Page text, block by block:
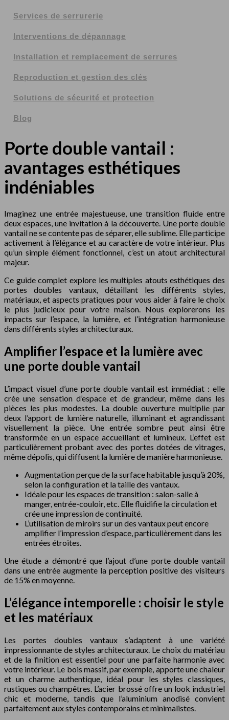
Services de serrurerie
Interventions de dépannage
Installation et remplacement de serrures
Reproduction et gestion des clés
Solutions de sécurité et protection
Blog
Porte double vantail :
avantages esthétiques
indéniables
Imaginez une entrée majestueuse, une transition fluide entre
deux espaces, une invitation à la découverte. Une porte double
vantail ne se contente pas de séparer, elle sublime. Elle participe
activement à l’élégance et au caractère de votre intérieur. Plus
qu’un simple élément fonctionnel, c’est un atout architectural
majeur.
Ce guide complet explore les multiples atouts esthétiques des
portes doubles vantaux, détaillant les différents styles,
matériaux, et aspects pratiques pour vous aider à faire le choix
le plus judicieux pour votre maison. Nous explorerons les
impacts sur l’espace, la lumière, et l’intégration harmonieuse
dans différents styles architecturaux.
Amplifier l’espace et la lumière avec
une porte double vantail
L’impact visuel d’une porte double vantail est immédiat : elle
crée une sensation d’espace et de grandeur, même dans les
pièces les plus modestes. La double ouverture multiplie par
deux l’apport de lumière naturelle, illuminant et agrandissant
visuellement la pièce. Une entrée sombre peut ainsi être
transformée en un espace accueillant et lumineux. L’effet est
particulièrement probant avec des portes dotées de vitrages,
même dépolis, qui diffusent la lumière de manière harmonieuse.
Augmentation perçue de la surface habitable jusqu’à 20%,
selon la configuration et la taille des vantaux.
Idéale pour les espaces de transition : salon-salle à
manger, entrée-couloir, etc. Elle fluidifie la circulation et
crée une impression de continuité.
L’utilisation de miroirs sur un des vantaux peut encore
amplifier l’impression d’espace, particulièrement dans les
entrées étroites.
Une étude a démontré que l’ajout d’une porte double vantail
dans une entrée augmente la perception positive des visiteurs
de 15% en moyenne.
L’élégance intemporelle : choisir le style
et les matériaux
Les portes doubles vantaux s’adaptent à une variété
impressionnante de styles architecturaux. Le choix du matériau
et de la finition est essentiel pour une parfaite harmonie avec
votre intérieur. Le bois massif, par exemple, apporte une chaleur
et un charme authentique, idéal pour les styles classiques,
rustiques ou champêtres. L’acier brossé offre un look industriel
chic et moderne, tandis que l’aluminium anodisé convient
parfaitement aux styles contemporains et minimalistes.